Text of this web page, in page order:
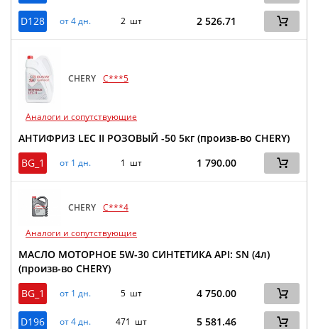
D128 от 4 дн. 2 шт 2 526.71
CHERY C***5
Аналоги и сопутствующие
АНТИФРИЗ LEC II РОЗОВЫЙ -50 5кг (произв-во CHERY)
BG_1
от 1 дн. 1 шт 1 790.00
CHERY C***4
Аналоги и сопутствующие
МАСЛО МОТОРНОЕ 5W-30 СИНТЕТИКА API: SN (4л)
(произв-во CHERY)
BG_1
от 1 дн. 5 шт 4 750.00
D196 от 4 дн. 471 шт 5 581.46